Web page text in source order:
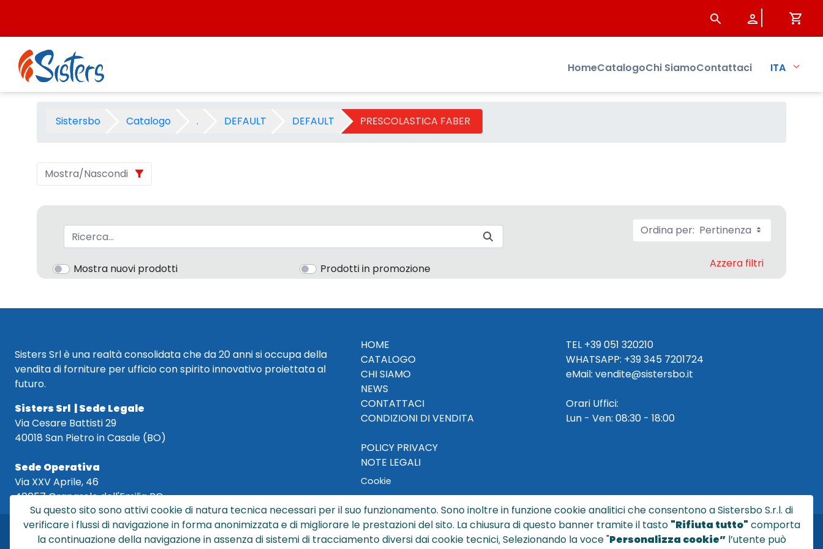
PRESCOLASTICA FABER 2001 - Categoria - Sistersbo
HomeCatalogoChi SiamoContattaci ITA
Sistersbo Catalogo . DEFAULT DEFAULT PRESCOLASTICA FABER
Mostra/Nascondi
Barra di ricerca
Mostra nuovi prodotti Prodotti in promozione
Ordina per: Pertinenza
Azzera filtri
Sisters Srl è una realtà consolidata che da 20 anni si occupa della
vendita di forniture per ufficio con spirito innovativo proiettata al
futuro.
Sisters Srl | Sede Legale
Via Cesare Battisti 29
40018 San Pietro in Casale (BO)
Sede Operativa
Via XXV Aprile, 46
40057 Granarolo dell'Emilia BO
HOME
CATALOGO
CHI SIAMO
NEWS
CONTATTACI
CONDIZIONI DI VENDITA
POLICY PRIVACY
NOTE LEGALI
Cookie
TEL +39 051 320210
WHATSAPP: +39345 7201724
eMail: vendite@sistersbo.it
Orari Uffici:
Lun - Ven: 08:30 - 18:00
© Copyright 2024 by Sisters S.r.l. - All rights reserved
Sisters S.r.l. - R.I. BO - N. REA 429992 - PEC sisterssrl@legalmail.it
Su questo sito sono attivi cookie di natura tecnica necessari per il suo funzionamento. Sono inoltre in funzione cookie analitici che consentono a Sistersbo S.r.l. di
verificare i flussi di navigazione in forma anonimizzata e di migliorare le prestazioni del sito. La chiusura di questo banner tramite il tasto "Rifiuta tutto" comporta
la continuazione della navigazione in assenza di sistemi di tracciamento diversi dai cookie tecnici. Selezionando la voce "Personalizza cookie”l’utente può